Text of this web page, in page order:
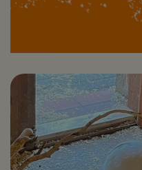
DZĪVNIEKI
SĀLS